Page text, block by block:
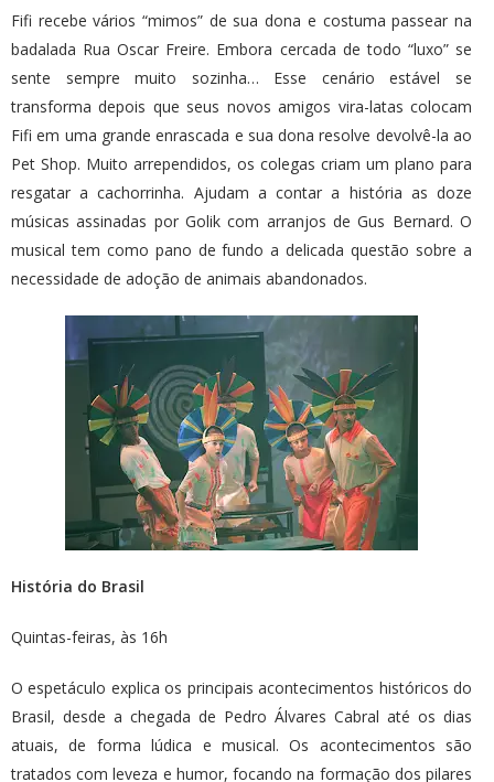
Fifi recebe vários “mimos” de sua dona e costuma passear na
badalada Rua Oscar Freire. Embora cercada de todo “luxo” se
sente sempre muito sozinha… Esse cenário estável se
transforma depois que seus novos amigos vira-latas colocam
Fifi em uma grande enrascada e sua dona resolve devolvê-la ao
Pet Shop. Muito arrependidos, os colegas criam um plano para
resgatar a cachorrinha. Ajudam a contar a história as doze
músicas assinadas por Golik com arranjos de Gus Bernard. O
musical tem como pano de fundo a delicada questão sobre a
necessidade de adoção de animais abandonados.
História do Brasil
Quintas-feiras, às 16h
O espetáculo explica os principais acontecimentos históricos do
Brasil, desde a chegada de Pedro Álvares Cabral até os dias
atuais, de forma lúdica e musical. Os acontecimentos são
tratados com leveza e humor, focando na formação dos pilares